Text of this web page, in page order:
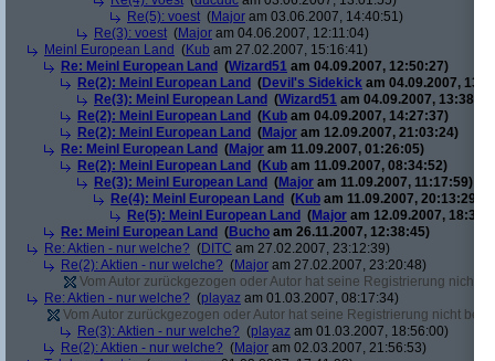
Re(5): voest (Major am 03.06.2007, 14:40:51)
Re(3): voest (Major am 04.06.2007, 12:11:04)
Meinl European Land (Kub am 27.02.2007, 15:16:41)
Re: Meinl European Land (Wizard51 am 04.09.2007, 12:50:27)
Re(2): Meinl European Land (Devil's Sidekick am 04.09.2007,
Re(3): Meinl European Land (Wizard51 am 04.09.2007,
Re(2): Meinl European Land (Kub am 04.09.2007, 14:27:37)
Re(2): Meinl European Land (Major am 12.09.2007, 21:03:24)
Re: Meinl European Land (Major am 11.09.2007, 01:26:05)
Re(2): Meinl European Land (Kub am 11.09.2007, 08:34:52)
Re(3): Meinl European Land (Major am 11.09.2007, 11:17:59)
Re(4): Meinl European Land (Kub am 11.09.2007, 20:13:29)
Re(5): Meinl European Land (Major am 12.09.2007,
Re: Meinl European Land (Bucho am 26.11.2007, 12:38:45)
Re: Aktien - nur welche? (DITC am 27.02.2007, 23:12:39)
Re(2): Aktien - nur welche? (Major am 27.02.2007, 23:20:48)
Vom Autor zurückgezogen oder Autor hat seine Registrierung nicht
Re: Aktien - nur welche? (playaz am 01.03.2007, 08:17:34)
Vom Autor zurückgezogen oder Autor hat seine Registrierung nicht
Re(3): Aktien - nur welche? (playaz am 01.03.2007, 18:56:00)
Re(2): Aktien - nur welche? (Major am 02.03.2007, 21:56:53)